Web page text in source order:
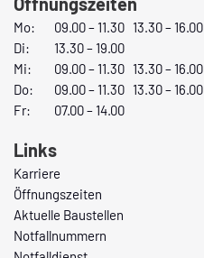
Mo:
09.00 – 11.30 13.30 – 16.00
Di:
13.30 – 19.00
Mi:
09.00 – 11.30 13.30 – 16.00
Do:
09.00 – 11.30 13.30 – 16.00
Fr:
07.00 – 14.00
Links
Karriere
Öffnungszeiten
Aktuelle Baustellen
Notfallnummern